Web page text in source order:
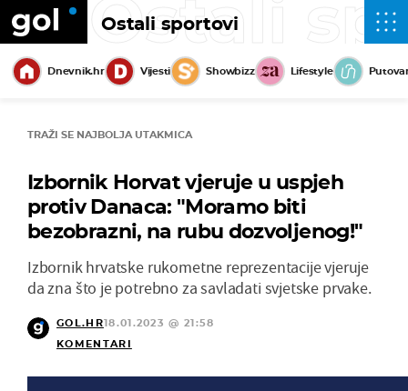
Ostali sportovi
Ostali
Dnevnik.hr Vijesti Showbizz Lifestyle
TRAŽI SE NAJBOLJA UTAKMICA
Izbornik Horvat vjeruje u uspjeh
protiv Danaca: "Moramo biti
bezobrazni, na rubu dozvoljenog!"
Izbornik hrvatske rukometne reprezentacije vjeruje
da zna što je potrebno za savladati svjetske prvake.
GOL.HR18.01.2023 @ 21:58
KOMENTARI